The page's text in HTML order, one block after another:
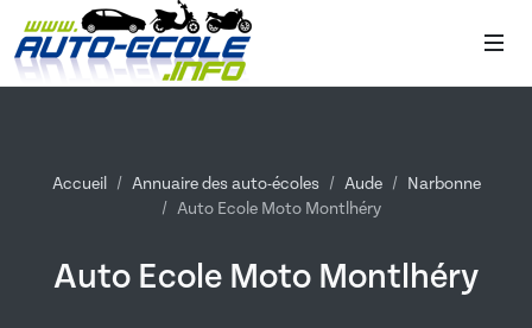
Accueil Annuaire des auto-écoles Aude
Narbonne
Auto Ecole Moto Montlhéry
Auto Ecole Moto Montlhéry